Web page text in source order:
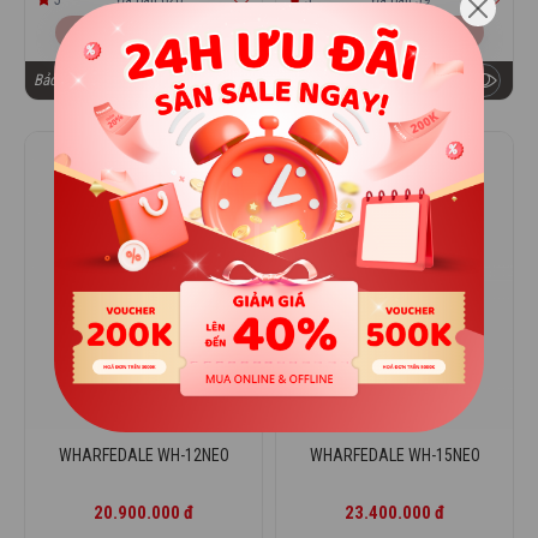
Thiết kế mạnh mẽ, hầm hố
hiện đại, cao cấp, đủ sức gây ấn tượng ngay từ những cái
Sản phẩm tương tự
Bảo hành chính hãng 12 tháng
Sản phẩm tương tự
Bảo hành chính hãng 12 tháng
WHARFEDALE WH-12NEO
20.900.000 đ
WHARFEDALE WH-15NEO
23.400.000 đ